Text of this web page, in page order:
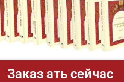
Заказ ать сейчас